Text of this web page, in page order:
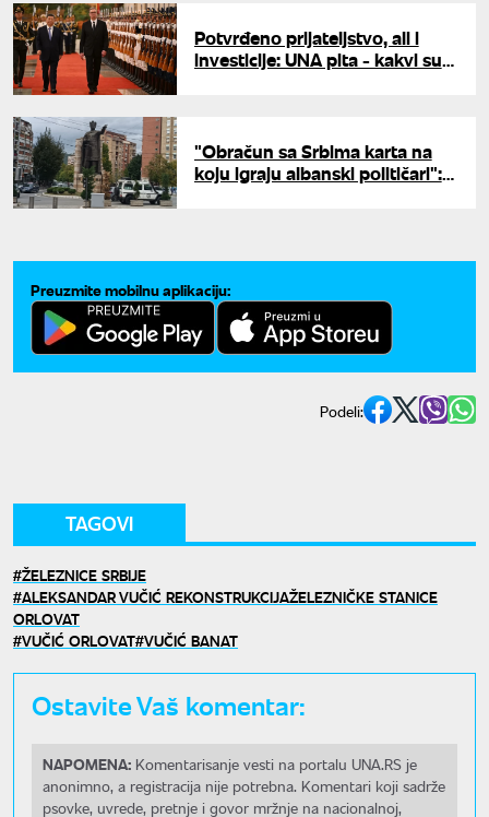
Potvrđeno prijateljstvo, ali i
investicije: UNA pita - kakvi su
"Obračun sa Srbima karta na
koju igraju albanski političari":
Preuzmite mobilnu aplikaciju:
Podeli:
TAGOVI
ŽELEZNICE SRBIJE
ALEKSANDAR VUČIĆ REKONSTRUKCIJAŽELEZNIČKE STANICE
ORLOVAT
VUČIĆ ORLOVAT VUČIĆ BANAT
Ostavite Vaš komentar:
NAPOMENA: Komentarisanje vesti na portalu UNA.RS je
anonimno, a registracija nije potrebna. Komentari koji sadrže
psovke, uvrede, pretnje i govor mržnje na nacionalnoj,